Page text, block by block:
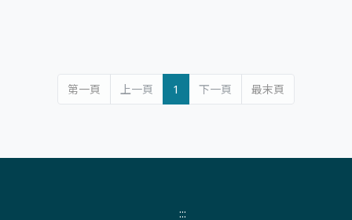
第一頁 上一頁 1 下一頁 最末頁
:::